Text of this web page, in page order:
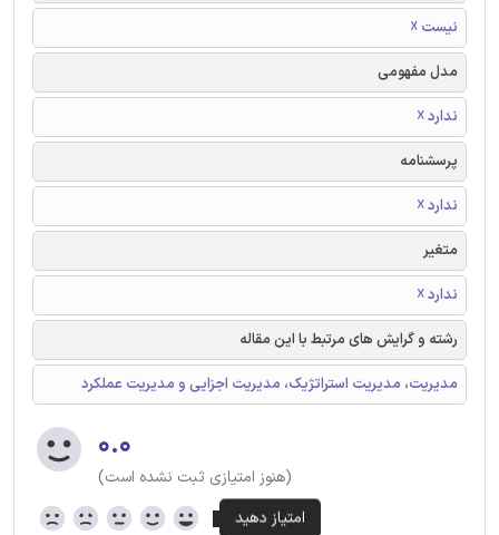
نیست ☓
مدل مفهومی
ندارد ☓
پرسشنامه
ندارد ☓
متغیر
ندارد ☓
رشته و گرایش های مرتبط با این مقاله
مدیریت، مدیریت استراتژیک، مدیریت اجزایی و مدیریت عملکرد
۰.۰
(هنوز امتیازی ثبت نشده است)